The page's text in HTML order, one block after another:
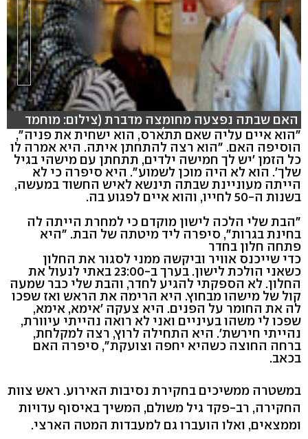
האם שבתה נפצעה מחומצה מדברת (צילום: מוחמד
שינאווי זום אאוט הפקות)
"הוא איים עליה שאם תתארס, הוא ישחית את פניה",
הוסיפה האם. "הוא רצה להתחתן איתה. היא אמרה לו
כל הזמן 'יש לך חמישה ילדים, תתחתן עם מישהי בגיל
שלך'. הוא לא היה מוכן לשמוע". היא סיפרה כי לא
הייתה מעוניינת שבתה תינשא לאיש החשוד במעשה,
בשנות ה-50 לחייו, והוא איים לפגוע בה.
"הבת שלי הלכה לישון מוקדם כי למחרת הייתה לה
בחינת בגרות", סיפרה ליד מיטתה של הבת. "היא
פתחה חלון בחדר
כדי שייכנס אוויר וביקשה ממני לסגור את החלון
כשאני הולכת לישון. בערך ב-23:00 באתי לנעול את
החלון. לא הספקתי להגיע לחדר, והבת שלי כבר שמעה
קול של מישהו מבחוץ. היא הרימה את הראש ואז שפכו
לה את החומר על הפנים. היא צעקה 'אימא, אימא,
שפכו לי משהו בעיניים ואני לא רואה נהייתי עיוורת,
נהייתי חירשת'. היא התחילה לרוץ, רצה למקלחת,
ברחה החוצה כשהיא יחפה וצועקת", סיפרה האם
בכאב.
במשטרה ממשיכים בחקירת נסיבות האירוע. ראש צוות
החקירה, רב-פקד גיל משולם, המשיך באיסוף עדויות
וממצאים, ואלו הועברו גם למעבדות המטה הארצי.